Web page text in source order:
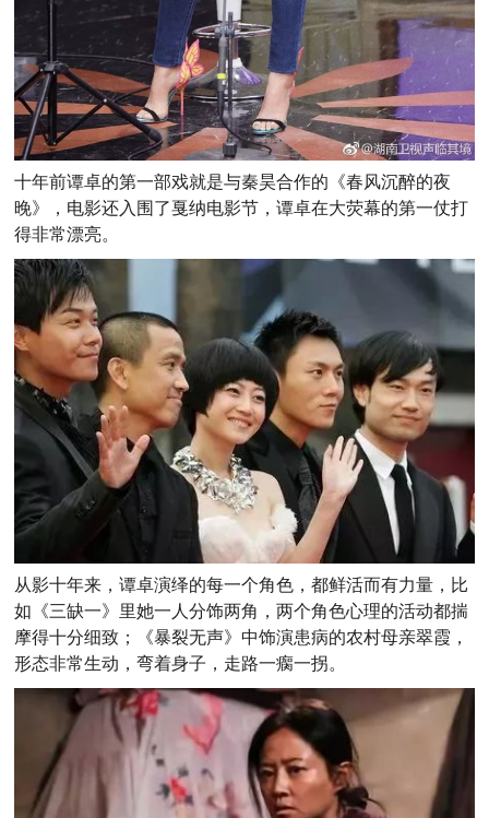
十年前谭卓的第一部戏就是与秦昊合作的《春风沉醉的夜
晚》，电影还入围了戛纳电影节，谭卓在大荧幕的第一仗打
得非常漂亮。
从影十年来，谭卓演绎的每一个角色，都鲜活而有力量，比
如《三缺一》里她一人分饰两角，两个角色心理的活动都揣
摩得十分细致；《暴裂无声》中饰演患病的农村母亲翠霞，
形态非常生动，弯着身子，走路一瘸一拐。